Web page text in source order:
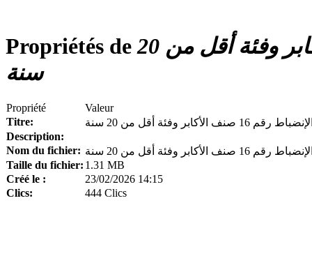
Propriétés deمحضر لجنة الإنضباط رقم 16 صنف الأكابر وفئة أقل من 20
سنة
Propriété
Valeur
Titre:
الأكابر وفئة أقل من 20 سنة
Description:
Nom du fichier:
Taille du fichier: 1.31 MB
Créé le :
23/02/2026 14:15
Clics:
444 Clics